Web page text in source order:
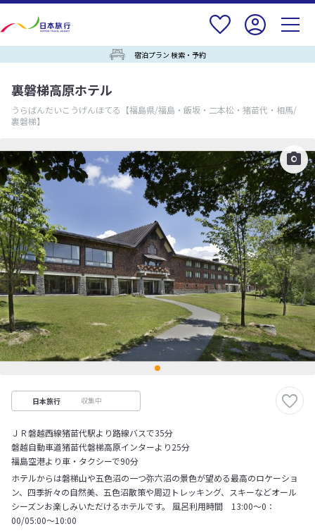
宿泊プラン 検索・予約
裏磐梯高原ホテル
うらばんだいこうげんほてる 【福島県/福島・飯坂・二本松・猪苗代・相馬/
裏磐梯】
日本旅行 収集中
ＪＲ磐越西線猪苗代駅より路線バスで35分
磐越自動車道猪苗代磐梯高原インターより25分
福島空港より車・タクシーで90分
ホテルからは磐梯山や五色沼の一つ弥六沼の景色が望める最高のロケーショ
ン、四季折々の自然美、五色沼散策や周辺トレッキング、スキーなどオール
シーズンお楽しみいただけるホテルです。 風呂利用時間 13:00～0：
00/05:00～10:00